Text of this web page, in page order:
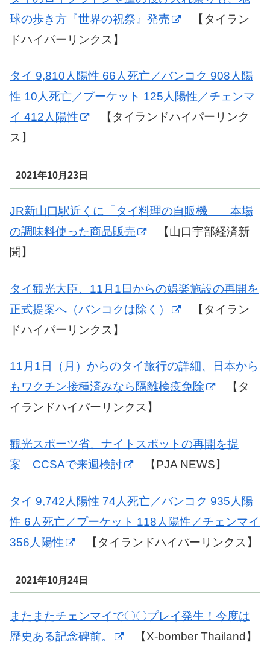
球の歩き方『世界の祝祭』発売
【タイラン
ドハイパーリンクス】
タイ 9,810人陽性 66人死亡／バンコク 908人陽
性 10人死亡／プーケット 125人陽性／チェンマ
イ 412人陽性
【タイランドハイパーリンク
ス】
2021年10月23日
JR新山口駅近くに「タイ料理の自販機」 本場
の調味料使った商品販売
【山口宇部経済新
聞】
タイ観光大臣、11月1日からの娯楽施設の再開を
正式提案へ（バンコクは除く）
【タイラン
ドハイパーリンクス】
11月1日（月）からのタイ旅行の詳細、日本から
もワクチン接種済みなら隔離検疫免除
【タ
イランドハイパーリンクス】
観光スポーツ省、ナイトスポットの再開を提
案 CCSAで来週検討
【PJA NEWS】
タイ 9,742人陽性 74人死亡／バンコク 935人陽
性 6人死亡／プーケット 118人陽性／チェンマイ
356人陽性
【タイランドハイパーリンクス】
2021年10月24日
またまたチェンマイで〇〇プレイ発生！今度は
歴史ある記念碑前。
【X-bomber Thailand】